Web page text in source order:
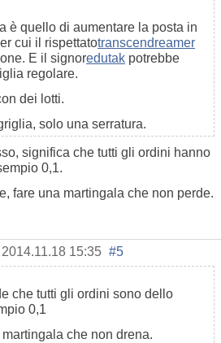
è quello di aumentare la posta in
cui il rispettatotranscendreamer
E il signoredutak potrebbe
regolare.
dei lotti.
solo una serratura.
significa che tutti gli ordini hanno
0,1.
fare una martingala che non perde.
2014.11.18 15:35 #5
che tutti gli ordini sono dello
0,1
che non drena.